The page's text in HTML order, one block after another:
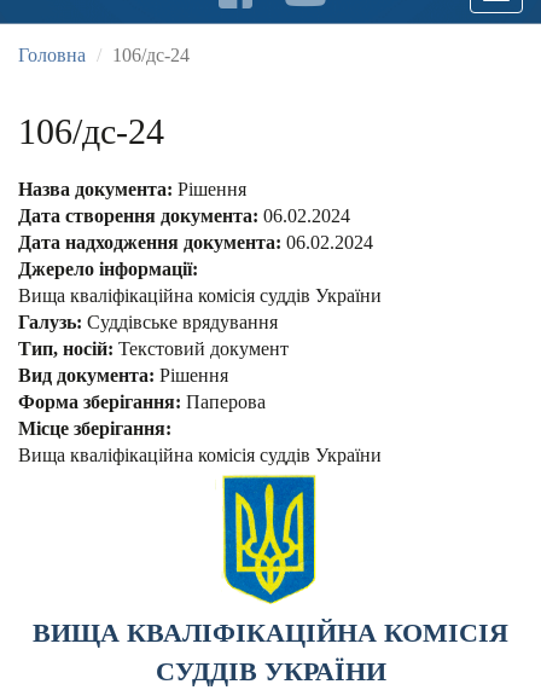
Головна 106/дс-24
106/дс-24
Назва документа: Рішення
Дата створення документа: 06.02.2024
Дата надходження документа: 06.02.2024
Джерело інформації:
Вища кваліфікаційна комісія суддів України
Галузь: Суддівське врядування
Тип, носій: Текстовий документ
Вид документа: Рішення
Форма зберігання: Паперова
Місце зберігання:
Вища кваліфікаційна комісія суддів України
ВИЩА КВАЛІФІКАЦІЙНА КОМІСІЯ
СУДДІВ УКРАЇНИ